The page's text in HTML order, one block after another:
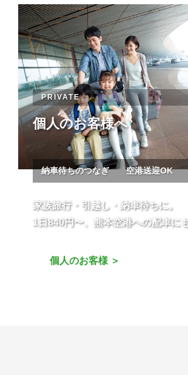
PRIVATE
個人のお客様へ
納車待ちのつなぎ 空港送迎OK
家族旅行・引越し・納車待ちに。
1日840円〜、熊本空港への配車に
個人のお客様 ＞